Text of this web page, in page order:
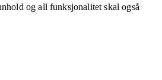
og all funksjonalitet skal også